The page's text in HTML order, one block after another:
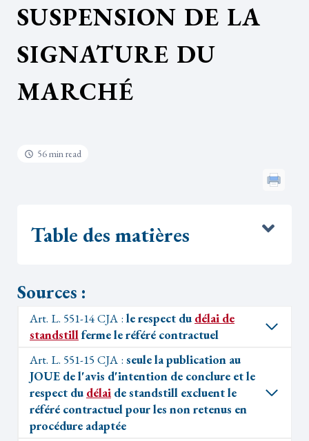
SUSPENSION DE LA
SIGNATURE DU
MARCHÉ
56 min read
Table des matières
Sources :
Art. L. 551-14 CJA : le respect du délai de
standstillferme le référé contractuel
Art. L. 551-15 CJA : seule la publication au
JOUE de l'avis d'intention de conclure et le
respect du délai de standstill excluent le
référé contractuel pour les non retenus en
procédure adaptée